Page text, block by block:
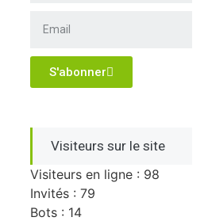
S'abonner
Visiteurs sur le site
Visiteurs en ligne : 98
Invités : 79
Bots : 14